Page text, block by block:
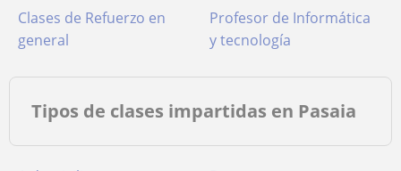
Clases de Refuerzo en
general
Profesor de Informática
y tecnología
Tipos de clases impartidas en Pasaia